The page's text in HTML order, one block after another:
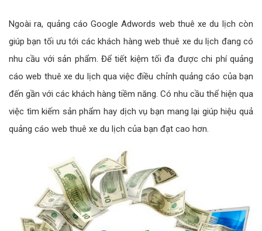
Ngoài ra, quảng cáo Google Adwords web thuê xe du lịch còn
giúp bạn tối ưu tới các khách hàng web thuê xe du lịch đang có
nhu cầu với sản phẩm. Để tiết kiệm tối đa được chi phí quảng
cáo web thuê xe du lịch qua việc điều chỉnh quảng cáo của bạn
đến gần với các khách hàng tiềm năng. Có nhu cầu thể hiện qua
việc tìm kiếm sản phẩm hay dịch vụ bạn mang lại giúp hiệu quả
quảng cáo web thuê xe du lịch của bạn đạt cao hơn.